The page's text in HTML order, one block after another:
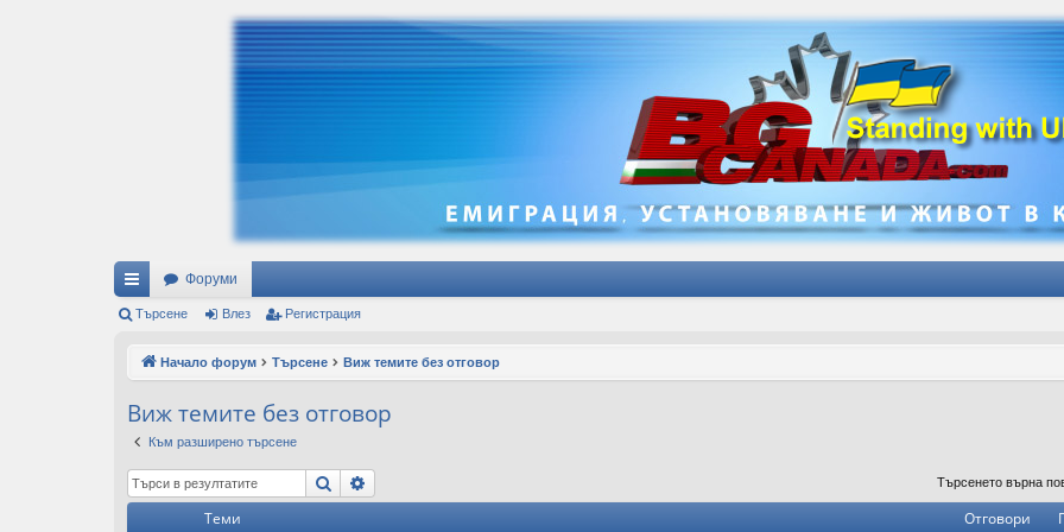
ъ
вр
ки
Форуми
Търсене Влез Регистрация
Начало форум Търсене Виж темите без отговор
Виж темите без отговор
Към разширено търсене
Търсене Търсенето върна
Теми Отговори